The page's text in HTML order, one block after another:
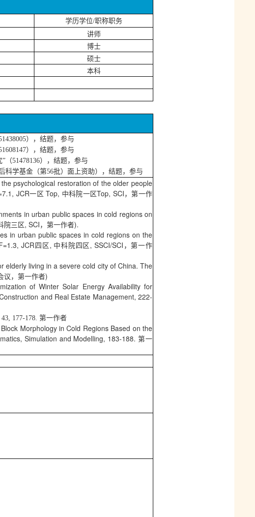
学历学位/职称职务
讲师
博士
硕士
本科
），结题，参与
），结题，参与
（51478136），结题，参与
科学基金（第56批）面上资助），结题，参与
psychological restoration of the older people
JCR一区 Top, 中科院一区Top, SCI，第一作
in urban public spaces in cold regions on
三区, SCI，第一作者).
in urban public spaces in cold regions on the
JCR四区, 中科院四区, SSCI/SCI，第一作
elderly living in a severe cold city of China. The
议，第一作者)
of Winter Solar Energy Availability for
and Real Estate Management, 222-
177-178. 第一作者
Morphology in Cold Regions Based on the
Simulation and Modelling, 183-188. 第一